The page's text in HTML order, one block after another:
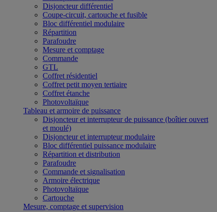
Disjoncteur différentiel
Coupe-circuit, cartouche et fusible
Bloc différentiel modulaire
Répartition
Parafoudre
Mesure et comptage
Commande
GTL
Coffret résidentiel
Coffret petit moyen tertiaire
Coffret étanche
Photovoltaïque
Tableau et armoire de puissance
Disjoncteur et interrupteur de puissance (boîtier ouvert
et moulé)
Disjoncteur et interrupteur modulaire
Bloc différentiel puissance modulaire
Répartition et distribution
Parafoudre
Commande et signalisation
Armoire électrique
Photovoltaïque
Cartouche
Mesure, comptage et supervision